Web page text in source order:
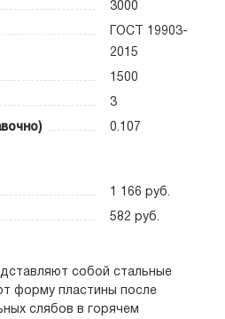
3000
ГОСТ 19903-
2015
1500
3
0.107
1 166 руб.
582 руб.
собой стальные
форму пластины после
слябов в горячем